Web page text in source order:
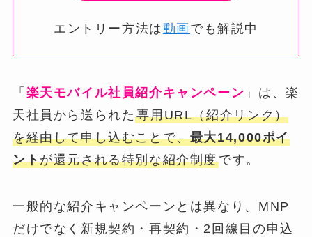
エントリー方法は動画 でも解説中
「 楽天モバイル社員紹介キャンペーン 」は、楽
天社員から送られた専用URL（紹介リンク）
を経由して申し込むことで、最大14,000ポイ
ントが還元される特別な紹介制度です。
一般的な紹介キャンペーンとは異なり、MNP
だけでなく新規契約・再契約・2回線目の申込